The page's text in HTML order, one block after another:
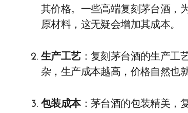
其价格。一些高端复刻茅台酒，
原材料，这无疑会增加其成本。
生产工艺 ：复刻茅台酒的生产工
杂，生产成本越高，价格自然也
包装成本：茅台酒的包装精美，